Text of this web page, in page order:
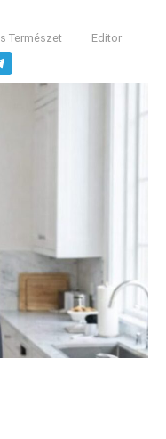
Természet Editor